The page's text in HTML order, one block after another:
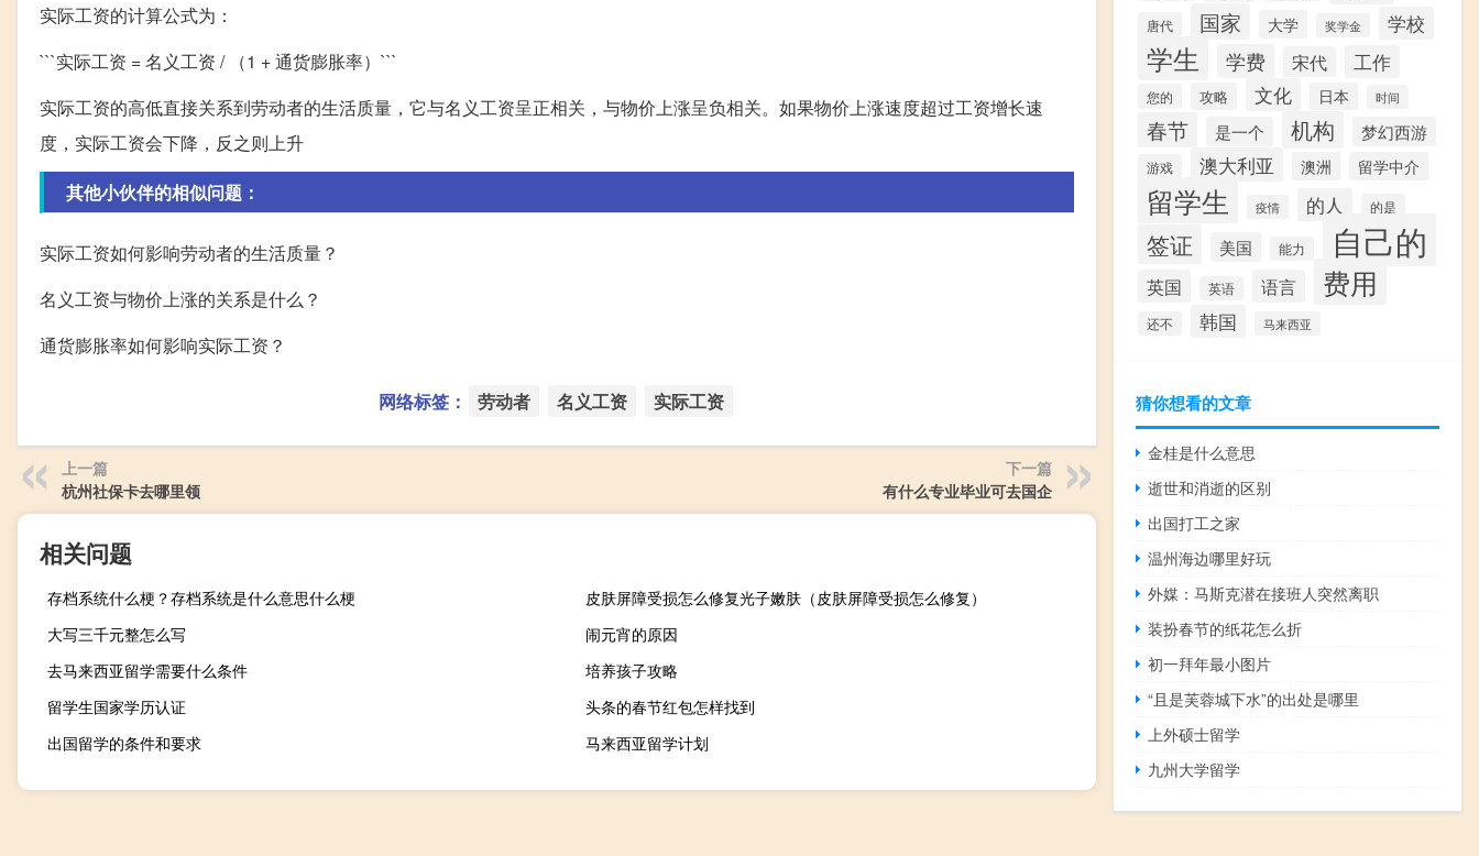
实际工资的计算公式为：
```实际工资 = 名义工资 / （1 + 通货膨胀率）```
实际工资的高低直接关系到劳动者的生活质量，它与名义工资呈正相关，与物价上涨呈负相关。如果物价上涨速度超过工资增长速
度，实际工资会下降，反之则上升
其他小伙伴的相似问题：
实际工资如何影响劳动者的生活质量？
名义工资与物价上涨的关系是什么？
通货膨胀率如何影响实际工资？
网络标签： 劳动者 名义工资 实际工资
上一篇
杭州社保卡去哪里领
下一篇
有什么专业毕业可去国企
相关问题
存档系统什么梗？存档系统是什么意思什么梗
皮肤屏障受损怎么修复光子嫩肤（皮肤屏障受损怎么修复）
大写三千元整怎么写
闹元宵的原因
去马来西亚留学需要什么条件
培养孩子攻略
留学生国家学历认证
头条的春节红包怎样找到
出国留学的条件和要求
马来西亚留学计划
唐代 国家 大学 奖学金 学校
学生 学费 宋代 工作
您的 攻略 文化 日本 时间
春节 是一个 机构 梦幻西游
游戏 澳大利亚 澳洲 留学中介
留学生 疫情 的人 的是
签证 美国 能力 自己的
英国 英语 语言 费用
还不 韩国 马来西亚
猜你想看的文章
金桂是什么意思
逝世和消逝的区别
出国打工之家
温州海边哪里好玩
外媒：马斯克潜在接班人突然离职
装扮春节的纸花怎么折
初一拜年最小图片
“且是芙蓉城下水”的出处是哪里
上外硕士留学
九州大学留学